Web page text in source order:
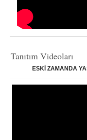
Tanıtım Videoları
ESKİ ZAMANDA